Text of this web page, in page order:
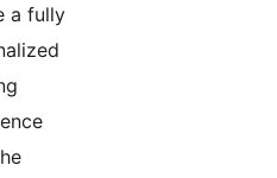
a fully